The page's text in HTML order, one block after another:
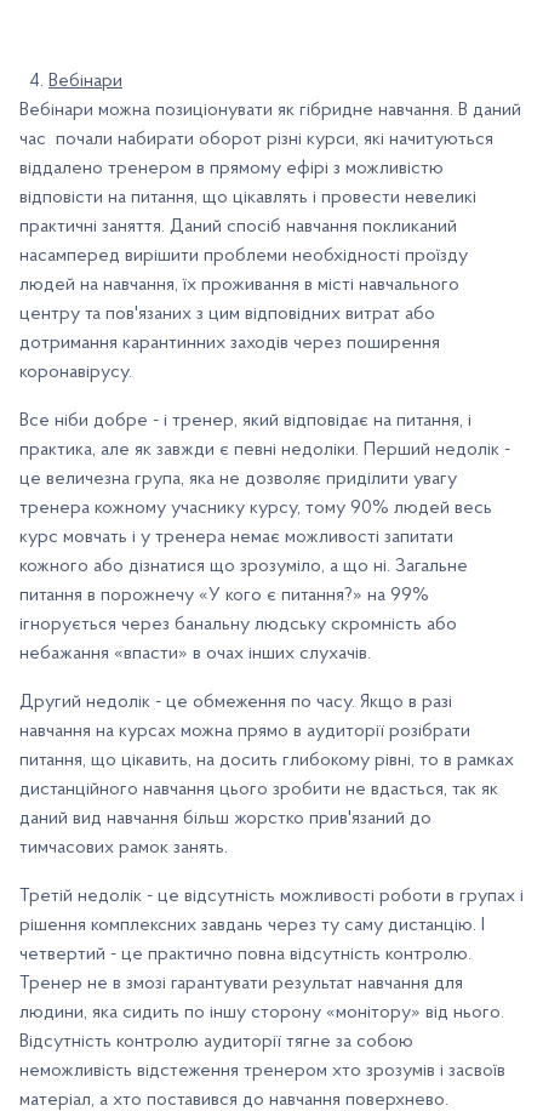
Вебінари
Вебінари можна позиціонувати як гібридне навчання. В даний
час почали набирати оборот різні курси, які начитуються
віддалено тренером в прямому ефірі з можливістю
відповісти на питання, що цікавлять і провести невеликі
практичні заняття. Даний спосіб навчання покликаний
насамперед вирішити проблеми необхідності проїзду
людей на навчання, їх проживання в місті навчального
центру та пов'язаних з цим відповідних витрат або
дотримання карантинних заходів через поширення
коронавірусу.
Все ніби добре - і тренер, який відповідає на питання, і
практика, але як завжди є певні недоліки. Перший недолік -
це величезна група, яка не дозволяє приділити увагу
тренера кожному учаснику курсу, тому 90% людей весь
курс мовчать і у тренера немає можливості запитати
кожного або дізнатися що зрозуміло, а що ні. Загальне
питання в порожнечу «У кого є питання?» на 99%
ігнорується через банальну людську скромність або
небажання «впасти» в очах інших слухачів.
Другий недолік - це обмеження по часу. Якщо в разі
навчання на курсах можна прямо в аудиторії розібрати
питання, що цікавить, на досить глибокому рівні, то в рамках
дистанційного навчання цього зробити не вдасться, так як
даний вид навчання більш жорстко прив'язаний до
тимчасових рамок занять.
Третій недолік - це відсутність можливості роботи в групах і
рішення комплексних завдань через ту саму дистанцію. І
четвертий - це практично повна відсутність контролю.
Тренер не в змозі гарантувати результат навчання для
людини, яка сидить по іншу сторону «монітору» від нього.
Відсутність контролю аудиторії тягне за собою
неможливість відстеження тренером хто зрозумів і засвоїв
матеріал, а хто поставився до навчання поверхнево.